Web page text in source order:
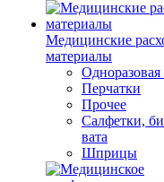
Медицинские
материалы
Одноразовая
Перчатки
Прочее
Салфетки,
вата
Шприцы